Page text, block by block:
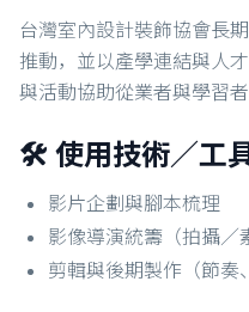
台灣室內設計裝飾協會長
推動，並以產學連結與人
與活動協助從業者與學習
🛠️ 使用技術／工
影片企劃與腳本梳理
影像導演統籌（拍攝／
剪輯與後期製作（節奏